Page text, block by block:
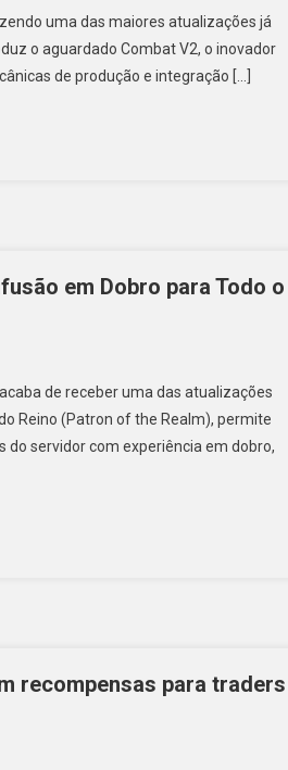
uma das maiores atualizações já
o aguardado Combat V2, o inovador
de produção e integração […]
em Dobro para Todo o
de receber uma das atualizações
Reino (Patron of the Realm), permite
servidor com experiência em dobro,
recompensas para traders